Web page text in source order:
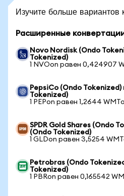
Изучите больше вариантов
Расширенные
Novo Nordisk (Ondo
Tokenized)
1 NVOon равен 0,424907
PepsiCo (Ondo
Tokenized)
1 PEPon равен 1,2644
SPDR Gold Shares (Ondo
(Ondo Tokenized)
1 GLDon равен 3,5254
Petrobras (Ondo
Tokenized)
1 PBRon равен 0,165542